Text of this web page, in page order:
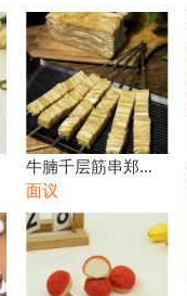
牛腩千层筋串郑州
烧烤店食材批发火
锅店食材批发饭店
餐饮食材批发
面议